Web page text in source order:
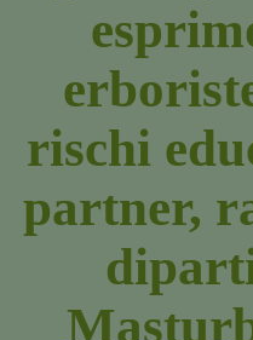
rischi
partner,